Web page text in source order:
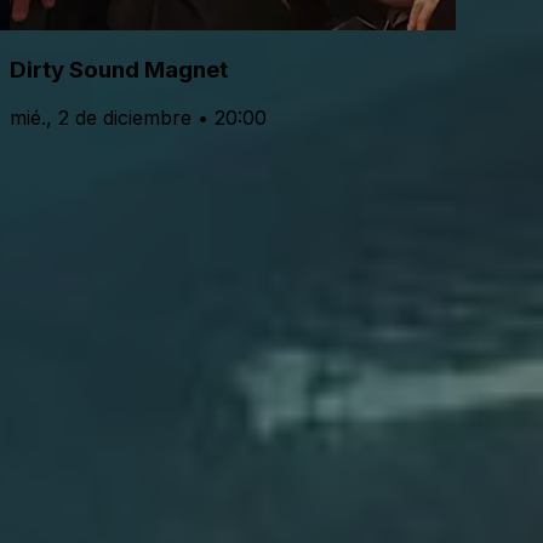
Dirty Sound Magnet
mié., 2 de diciembre • 20:00